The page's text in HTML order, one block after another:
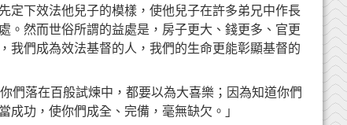
定下效法他兒子的模樣，使他兒子在許多弟兄中作長
。然而世俗所謂的益處是，房子更大、錢更多、官更
我們成為效法基督的人，我們的生命更能彰顯基督的
們落在百般試煉中，都要以為大喜樂；因為知道你們
成功，使你們成全、完備，毫無缺欠。」